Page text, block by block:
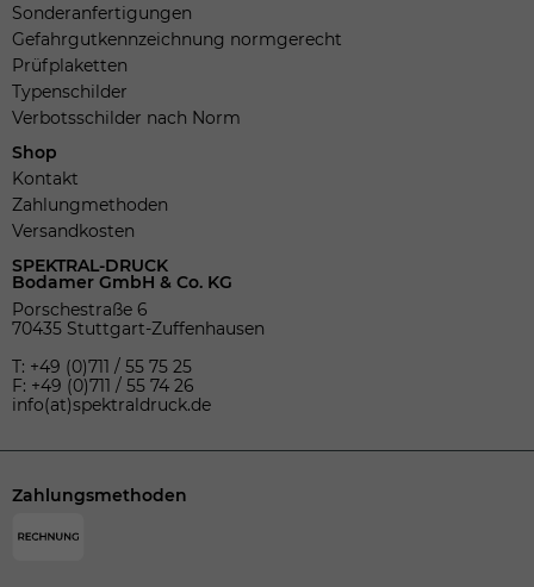
Sonderanfertigungen
Gefahrgutkennzeichnung normgerecht
Prüfplaketten
Typenschilder
Verbotsschilder nach Norm
Shop
Kontakt
Zahlungmethoden
Versandkosten
SPEKTRAL-DRUCK
Bodamer GmbH & Co. KG
Porschestraße 6
70435 Stuttgart-Zuffenhausen
T: +49 (0)711 / 55 75 25
F: +49 (0)711 / 55 74 26
info(at)spektraldruck.de
Zahlungsmethoden